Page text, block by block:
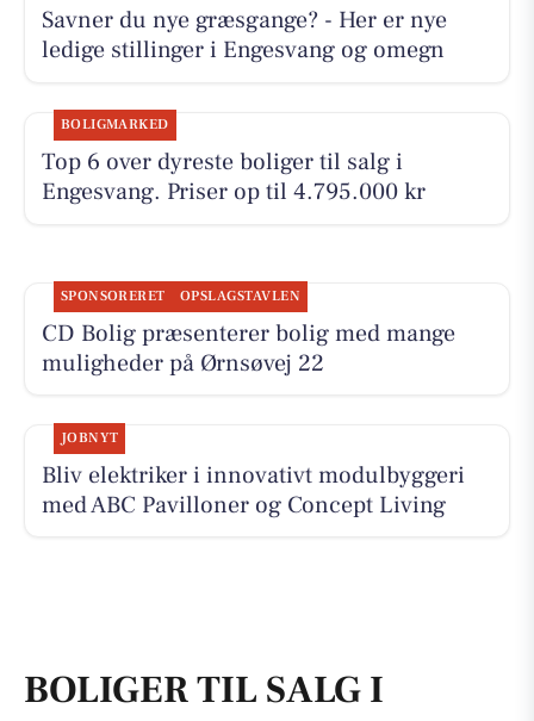
Savner du nye græsgange? - Her er nye
ledige stillinger i Engesvang og omegn
BOLIGMARKED
Top 6 over dyreste boliger til salg i
Engesvang. Priser op til 4.795.000 kr
SPONSORERET OPSLAGSTAVLEN
CD Bolig præsenterer bolig med mange
muligheder på Ørnsøvej 22
JOBNYT
Bliv elektriker i innovativt modulbyggeri
med ABC Pavilloner og Concept Living
BOLIGER TIL SALG I